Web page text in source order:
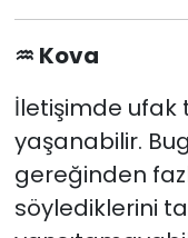
♒ Kova
İletişimde ufak
yaşanabilir.
gereğinden
söylediklerini